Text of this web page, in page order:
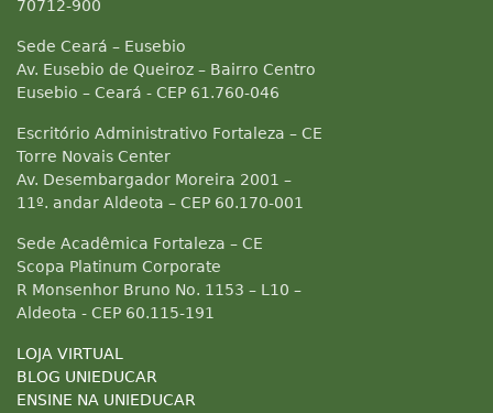
70712-900
Sede Ceará – Eusebio
Av. Eusebio de Queiroz – Bairro Centro
Eusebio – Ceará - CEP 61.760-046
Escritório Administrativo Fortaleza – CE
Torre Novais Center
Av. Desembargador Moreira 2001 –
11º. andar Aldeota – CEP 60.170-001
Sede Acadêmica Fortaleza – CE
Scopa Platinum Corporate
R Monsenhor Bruno No. 1153 – L10 –
Aldeota - CEP 60.115-191
LOJA VIRTUAL
BLOG UNIEDUCAR
ENSINE NA UNIEDUCAR